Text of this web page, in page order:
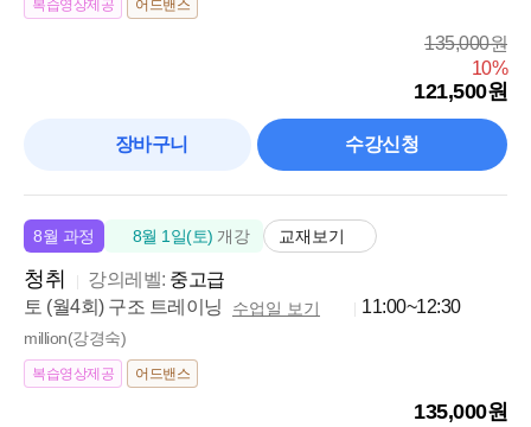
복습영상제공 어드밴스
135,000원
10%
121,500원
장바구니 수강신청
8월 과정 8월 1일(토) 개강 교재보기
청취 강의레벨: 중고급
토 (월4회) 구조 트레이닝
수업일 보기 11:00~12:30
million(강경숙)
복습영상제공 어드밴스
135,000원